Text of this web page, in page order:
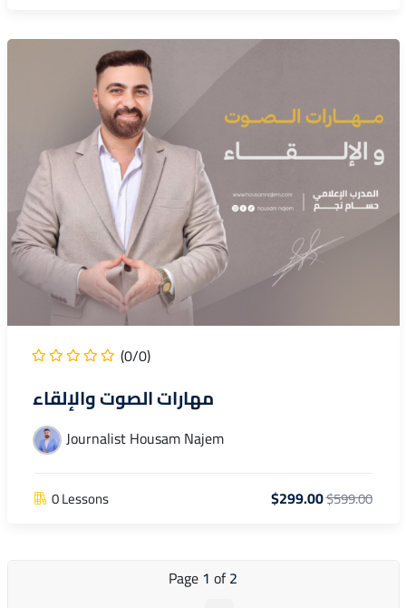
(0/0)
مهارات الصوت والإلقاء
Journalist Housam Najem
0 Lessons $299.00$599.00
Page1 of2